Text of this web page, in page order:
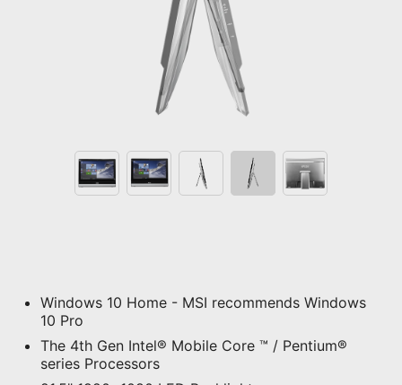
Windows 10 Home - MSI recommends Windows
10 Pro
The 4th Gen Intel® Mobile Core ™ / Pentium®
series Processors